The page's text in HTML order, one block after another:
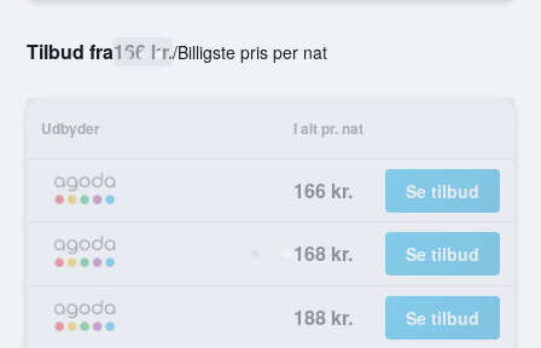
Tilbud fra166 kr./Billigste pris per nat
Udbyder I alt pr. nat
166 kr. Se tilbud
168 kr. Se tilbud
188 kr. Se tilbud